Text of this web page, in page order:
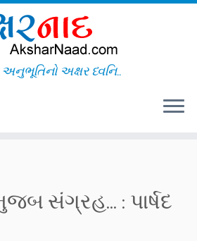
અક્ષર ધ્વનિ..
સંગ્રહ... : પાર્ષદ